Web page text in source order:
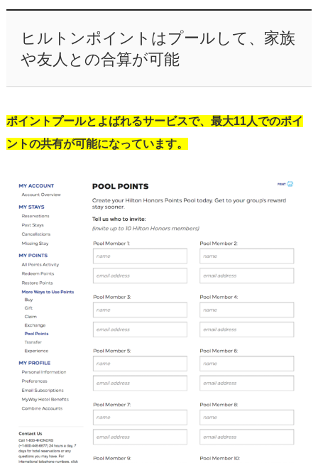
ヒルトンポイントはプールして、家族
や友人との合算が可能
ポイントプールとよばれるサービスで、最大11人でのポイ
ントの共有が可能になっています。